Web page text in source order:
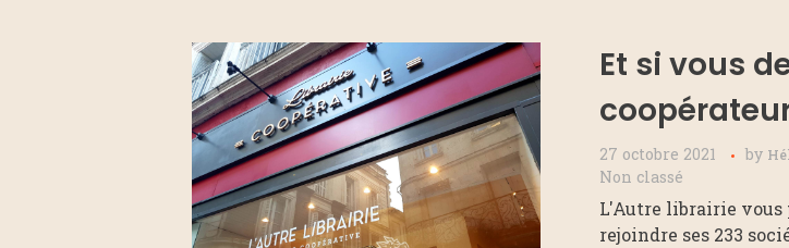
Et si vous
27 octobre 2021 by
Non classé
L'Autre librairie vous
rejoindre ses 233